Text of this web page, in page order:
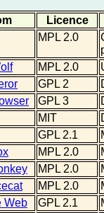
Licence
MPL 2.0
MPL 2.0
GPL 2
GPL 3
MIT
GPL 2.1
MPL 2.0
MPL 2.0
MPL 2.0
Web
GPL 2.1